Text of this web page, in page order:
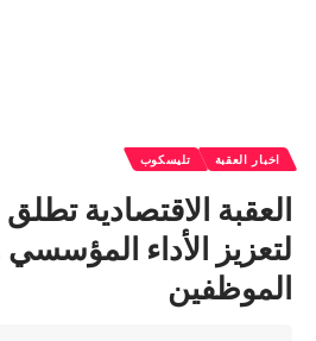
اخبار العقبة تليسكوب
العقبة الاقتصادية تطلق
لتعزيز الأداء
الموظفين